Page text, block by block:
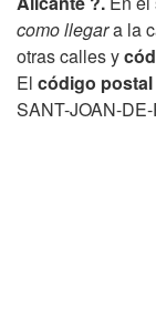
como llegara la
otras calles y
El código postal
SANT-JOAN-